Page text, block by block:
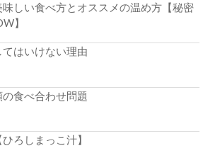
しい食べ方とオススメの温め方【秘密
】
はいけない理由
食べ合わせ問題
ろしまっこ汁】